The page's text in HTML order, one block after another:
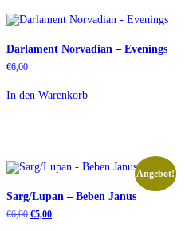
Darlament Norvadian – Evenings
€6,00
In den Warenkorb
Angebot!
Sarg/Lupan – Beben Janus
€6,00 Ursprünglicher
€5,00Aktueller